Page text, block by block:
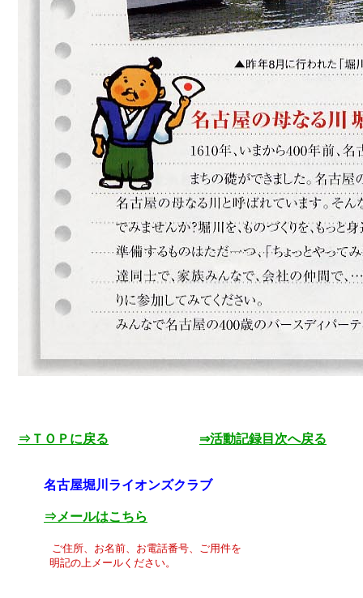
⇒ＴＯＰに戻る ⇒活動記録目次へ戻る
名古屋堀川ライオンズクラブ
⇒メールはこちら
ご住所、お名前、お電話番号、ご用件を
明記の上メールください。